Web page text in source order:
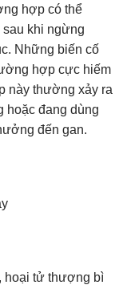
hợp có thể
sau khi ngừng
Những biến cố
hợp cực hiếm
này thường xảy ra
hoặc đang dùng
đến gan.
hoại tử thượng bì